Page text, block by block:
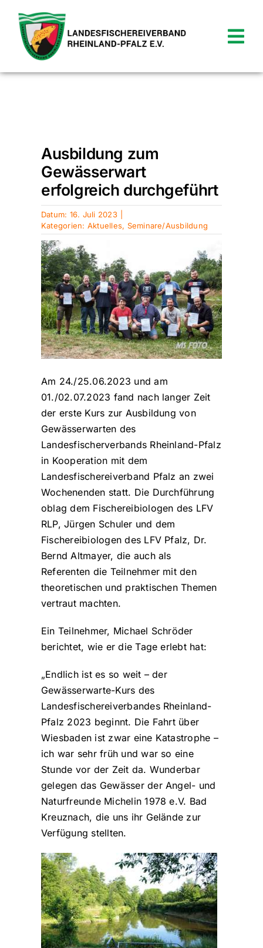
Inhalt
springen
News
Service
Kontakt
Ausbildung zum
Gewässerwart
erfolgreich durchgeführt
Datum: 16. Juli 2023
Kategorien: Aktuelles, Seminare/Ausbildung
Am 24./25.06.2023 und am
01./02.07.2023 fand nach langer Zeit
der erste Kurs zur Ausbildung von
Gewässerwarten des
Landesfischerverbands Rheinland-Pfalz
in Kooperation mit dem
Landesfischereiverband Pfalz an zwei
Wochenenden statt. Die Durchführung
oblag dem Fischereibiologen des LFV
RLP, Jürgen Schuler und dem
Fischereibiologen des LFV Pfalz, Dr.
Bernd Altmayer, die auch als
Referenten die Teilnehmer mit den
theoretischen und praktischen Themen
vertraut machten.
Ein Teilnehmer, Michael Schröder
berichtet, wie er die Tage erlebt hat:
„Endlich ist es so weit – der
Gewässerwarte-Kurs des
Landesfischereiverbandes Rheinland-
Pfalz 2023 beginnt. Die Fahrt über
Wiesbaden ist zwar eine Katastrophe –
ich war sehr früh und war so eine
Stunde vor der Zeit da. Wunderbar
gelegen das Gewässer der Angel- und
Naturfreunde Michelin 1978 e.V. Bad
Kreuznach, die uns ihr Gelände zur
Verfügung stellten.